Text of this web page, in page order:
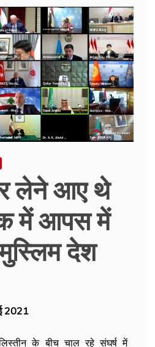
लेने आए थे
में आपस में
देश
2021
के बीच चाल रहे संघर्ष में